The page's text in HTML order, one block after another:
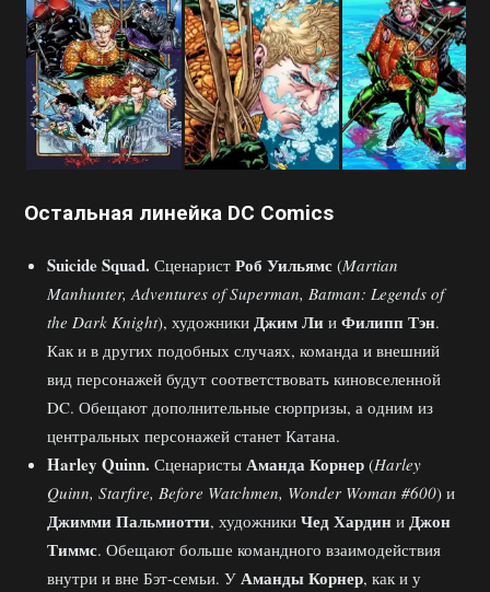
Остальная линейка DC Comics
SuicideSquad. Сценарист Роб Уильямс (Martian
Manhunter, Adventures of Superman, Batman: Legends of
the Dark Knight), художники Джим Ли и Филипп Тэн.
Как и в других подобных случаях, команда и внешний
вид персонажей будут соответствовать киновселенной
DC. Обещают дополнительные сюрпризы, а одним из
центральных персонажей станет Катана.
Harley Quinn. Сценаристы Аманда Корнер (Harley
Quinn, Starfire, Before Watchmen, Wonder Woman #600) и
Джимми Пальмиотти, художники Чед Хардин и Джон
Тиммс. Обещают больше командного взаимодействия
внутри и вне Бэт-семьи. У Аманды Корнер, как и у